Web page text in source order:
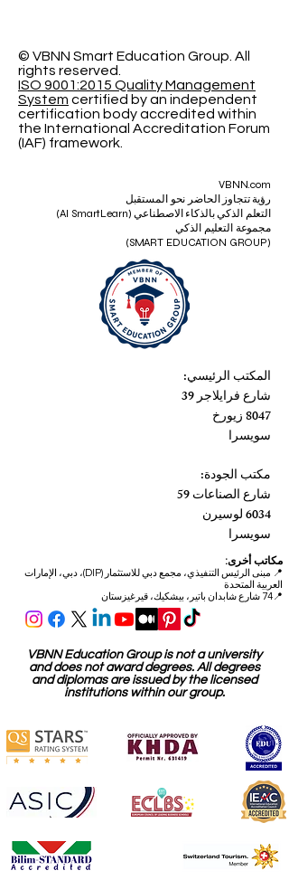
© VBNN Smart Education Group. All
rights reserved.
ISO 9001:2015 Quality Management
System certified by an independent
certification body accredited within
the International Accreditation Forum
(IAF) framework.
VBNN.com
رؤية تتجاوز الحاضر نحو المستقبل
التعلم الذكي بالذكاء الاصطناعي (AI SmartLearn)
مجموعة التعليم الذكي
(SMART EDUCATION GROUP)
المكتب الرئيسي:
شارع فرايلاجر 39
8047 زيورخ
سويسرا
مكتب الجودة:
شارع الصناعات 59
6034 لوسيرن
سويسرا
مكاتب أخرى:
📍
مبنى الرئيس التنفيذي، مجمع دبي للاستثمار (DIP)، دبي، الإمارات
العربية المتحدة
📍74 شارع شابدان باتير، بيشكيك، قيرغيزستان
VBNN Education Group is not a university
and does not award degrees. All degrees
and diplomas are issued by the licensed
institutions within our group.